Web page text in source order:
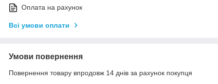
Оплата на рахунок
Всі умови оплати
Умови повернення
Повернення товару впродовж 14 днів за рахунок покупця